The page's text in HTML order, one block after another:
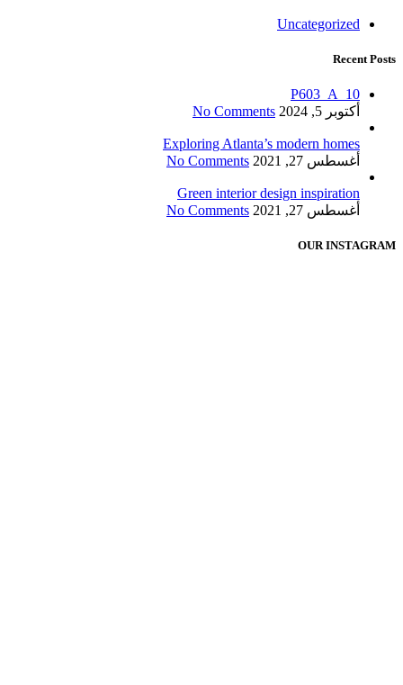
Uncategorized
Recent Posts
P603_A_10
أكتوبر 5, 2024
No Comments
Exploring Atlanta’s modern homes
أغسطس 27, 2021
No Comments
Green interior design inspiration
أغسطس 27, 2021
No Comments
OUR INSTAGRAM